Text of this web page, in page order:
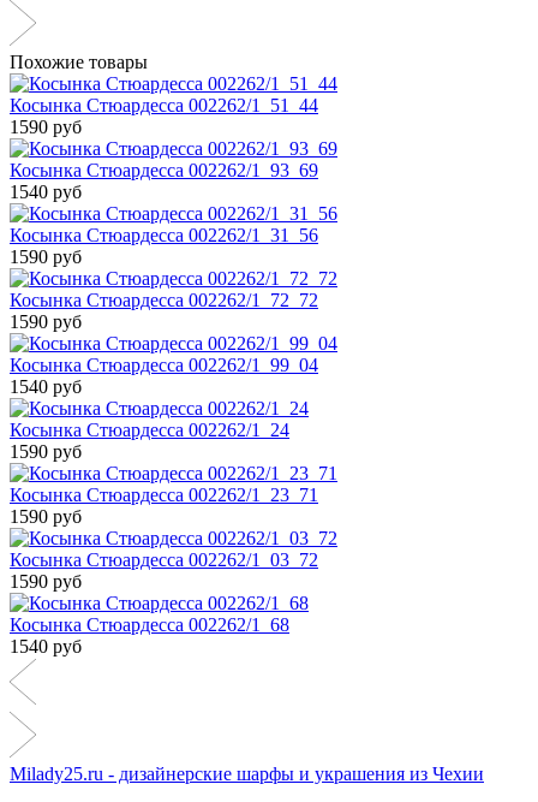
Похожие товары
Косынка Стюардесса 002262/1_51_44
1590 руб
Косынка Стюардесса 002262/1_93_69
1540 руб
Косынка Стюардесса 002262/1_31_56
1590 руб
Косынка Стюардесса 002262/1_72_72
1590 руб
Косынка Стюардесса 002262/1_99_04
1540 руб
Косынка Стюардесса 002262/1_24
1590 руб
Косынка Стюардесса 002262/1_23_71
1590 руб
Косынка Стюардесса 002262/1_03_72
1590 руб
Косынка Стюардесса 002262/1_68
1540 руб
Milady25.ru - дизайнерские шарфы и украшения из Чехии